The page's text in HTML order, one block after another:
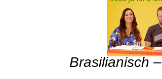
Brasilianisch –